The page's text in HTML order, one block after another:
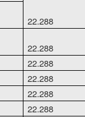
22.288
22.288
22.288
22.288
22.288
22.288